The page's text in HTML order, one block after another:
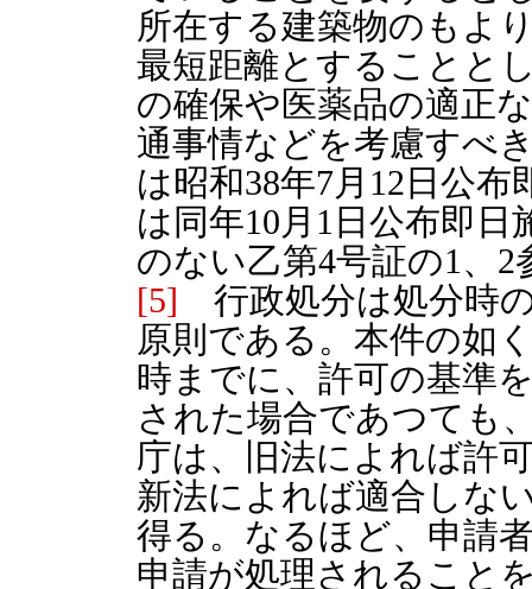
所在する建築物のもよ
最短距離とすることと
の確保や医薬品の適正
通事情などを考慮すべ
は昭和38年7月12日公
は同年10月1日公布即
のない乙第4号証の1、2
[5] 行政処分は処分時
原則である。本件の如
時までに、許可の基準
された場合であつても
庁は、旧法によれば許
新法によれば適合しな
得る。なるほど、申請
申請が処理されること